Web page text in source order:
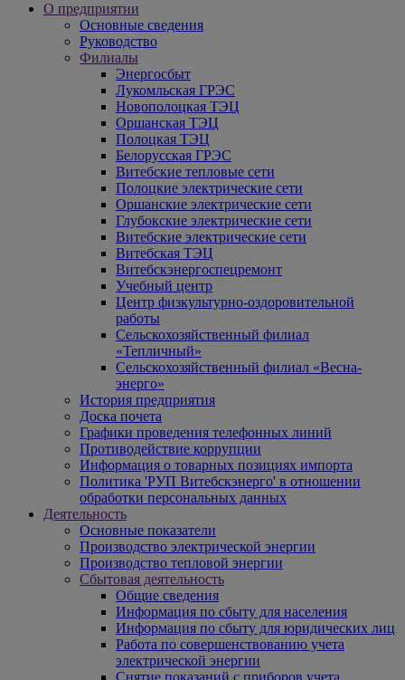
О предприятии
Основные сведения
Руководство
Филиалы
Энергосбыт
Лукомльская ГРЭС
Новополоцкая ТЭЦ
Оршанская ТЭЦ
Полоцкая ТЭЦ
Белорусская ГРЭС
Витебские тепловые сети
Полоцкие электрические сети
Оршанские электрические сети
Глубокские электрические сети
Витебские электрические сети
Витебская ТЭЦ
Витебскэнергоспецремонт
Учебный центр
Центр физкультурно-оздоровительной
работы
Сельскохозяйственный филиал
«Тепличный»
Сельскохозяйственный филиал «Весна-
энерго»
История предприятия
Доска почета
Графики проведения телефонных линий
Противодействие коррупции
Информация о товарных позициях импорта
Политика 'РУП Витебскэнерго' в отношении
обработки персональных данных
Деятельность
Основные показатели
Производство электрической энергии
Производство тепловой энергии
Сбытовая деятельность
Общие сведения
Информация по сбыту для населения
Информация по сбыту для юридических лиц
Работа по совершенствованию учета
электрической энергии